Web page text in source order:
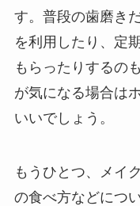
す。普段の歯磨き
を利用したり、定
もらったりするの
が気になる場合は
いいでしょう。
もうひとつ、メイ
の食べ方などにつ